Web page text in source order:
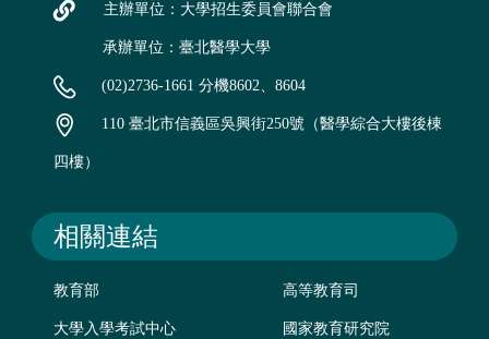
主辦單位：大學招生委員會聯合會
承辦單位：臺北醫學大學
(02)2736-1661 分機8602、8604
110 臺北市信義區吳興街250號（醫學綜合大樓後棟
四樓）
相關連結
教育部 高等教育司
大學入學考試中心 國家教育研究院